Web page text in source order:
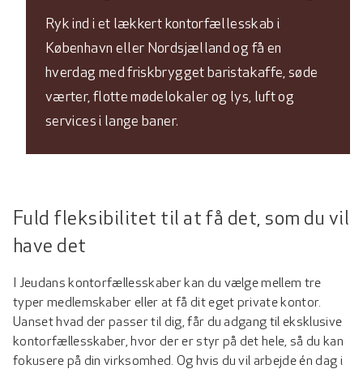
Ryk ind i et lækkert kontorfællesskab i
København eller Nordsjælland og få en
hverdag med friskbrygget baristakaffe, søde
værter, flotte mødelokaler og lys, luft og
services i lange baner.
Fuld fleksibilitet til at få det, som du vil
have det
I Jeudans kontorfællesskaber kan du vælge mellem tre
typer medlemskaber eller at få dit eget private kontor.
Uanset hvad der passer til dig, får du adgang til eksklusive
kontorfællesskaber, hvor der er styr på det hele, så du kan
fokusere på din virksomhed. Og hvis du vil arbejde én dag i